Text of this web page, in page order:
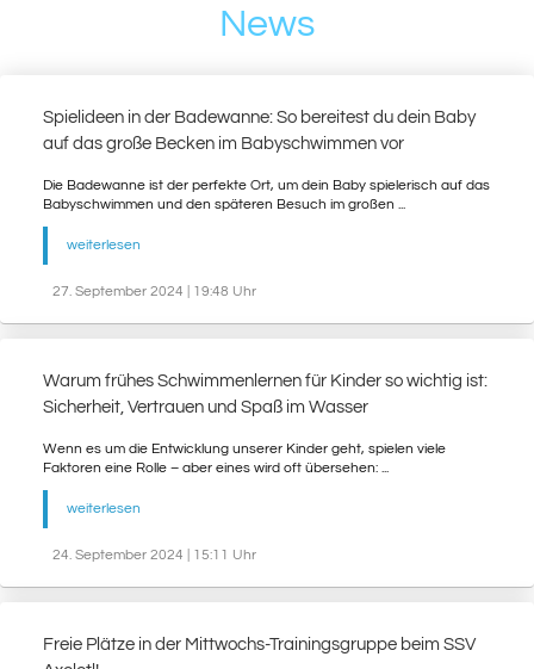
News
Spielideen in der Badewanne: So bereitest du dein Baby
auf das große Becken im Babyschwimmen vor
Die Badewanne ist der perfekte Ort, um dein Baby spielerisch auf das
Babyschwimmen und den späteren Besuch im großen ...
weiterlesen
27. September 2024 | 19:48 Uhr
Warum frühes Schwimmenlernen für Kinder so wichtig ist:
Sicherheit, Vertrauen und Spaß im Wasser
Wenn es um die Entwicklung unserer Kinder geht, spielen viele
Faktoren eine Rolle – aber eines wird oft übersehen: ...
weiterlesen
24. September 2024 | 15:11 Uhr
Freie Plätze in der Mittwochs-Trainingsgruppe beim SSV